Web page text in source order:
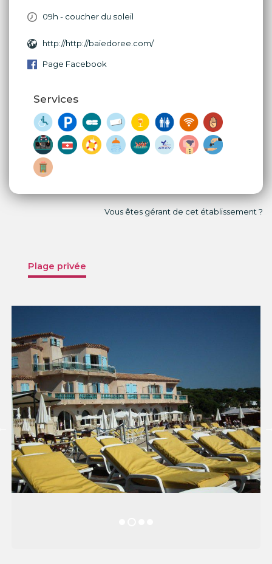
09h - coucher du soleil
http://http://baiedoree.com/
Page Facebook
Services
Vous êtes gérant de cet établissement ?
Plage privée